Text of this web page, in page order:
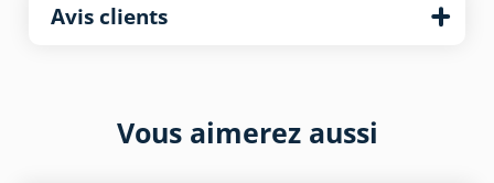
Avis clients
Vous aimerez aussi